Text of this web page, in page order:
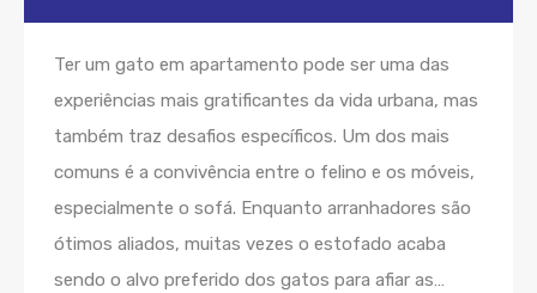
Ter um gato em apartamento pode ser uma das
experiências mais gratificantes da vida urbana, mas
também traz desafios específicos. Um dos mais
comuns é a convivência entre o felino e os móveis,
especialmente o sofá. Enquanto arranhadores são
ótimos aliados, muitas vezes o estofado acaba
sendo o alvo preferido dos gatos para afiar as…